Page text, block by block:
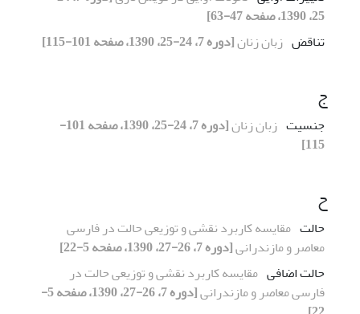
25، 1390، صفحه 47-63]
تناقض‌ زبان زنان[دوره 7، 24-25، 1390، صفحه 101-115]
ج
جنسیت زبان زنان
[دوره 7، 24-25، 1390، صفحه 101-
115]
ح
حالت مقایسه کاربرد نقشی و توزیعی حالت در فارسی
معاصر و مازندرانی[دوره 7، 26-27، 1390، صفحه 5-22]
حالت اضافی مقایسه کاربرد نقشی و توزیعی حالت در
فارسی معاصر و مازندرانی
[دوره 7، 26-27، 1390، صفحه 5-